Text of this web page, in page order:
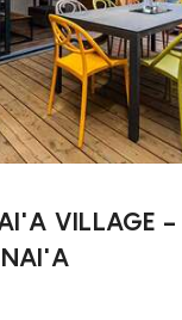
VILLAGE
NAI'A